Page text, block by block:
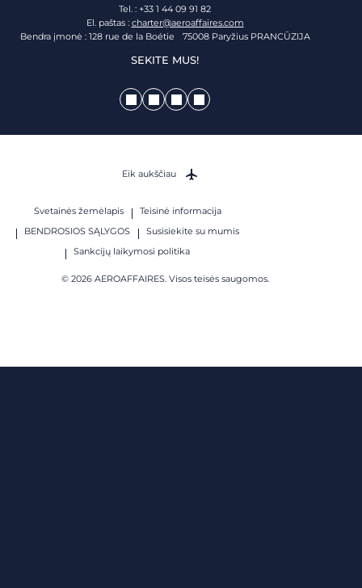
Tel. : +33 1 44 09 91 82
El. paštas : charter@aeroaffaires.com
Bendra įmonė : 128 rue de la Boétie 75008 Paryžius PRANCŪZIJA
SEKITE MUS!
Svetainės žemėlapis
Teisinė informacija
BENDROSIOS SĄLYGOS
Susisiekite su mumis
Sankcijų laikymosi politika
© 2026 AEROAFFAIRES. Visos teisės saugomos.
Eik aukščiau